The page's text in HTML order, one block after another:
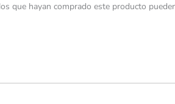
que hayan comprado este producto